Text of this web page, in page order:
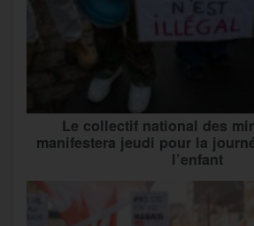
Le collectif national des
manifestera jeudi pour la
l’enfant